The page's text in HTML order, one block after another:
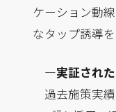
ケーション動
なタップ誘導
—実証され
過去施策実